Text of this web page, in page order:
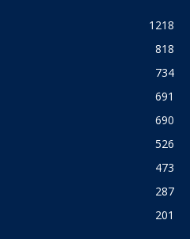
1218
818
734
691
690
526
473
287
201